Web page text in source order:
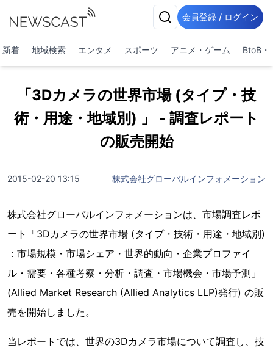
会員登録 / ログイン
新着 地域検索 エンタメ スポーツ アニメ・ゲーム BtoB・
「3Dカメラの世界市場 (タイプ・技
術・用途・地域別) 」 - 調査レポート
の販売開始
2015-02-20 13:15 株式会社グローバルインフォメーション
株式会社グローバルインフォメーションは、市場調査レポ
ート「3Dカメラの世界市場 (タイプ・技術・用途・地域別)
：市場規模・市場シェア・世界的動向・企業プロファイ
ル・需要・各種考察・分析・調査・市場機会・市場予測」
(Allied Market Research (Allied Analytics LLP)発行) の販
売を開始しました。
当レポートでは、世界の3Dカメラ市場について調査し、技